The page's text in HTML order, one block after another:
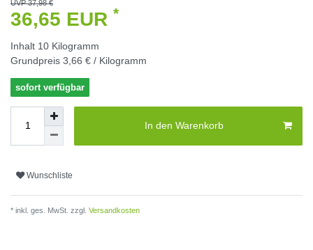
UVP 37,98 €
36,65 EUR *
Inhalt 10 Kilogramm
Grundpreis 3,66 € / Kilogramm
sofort verfügbar
In den Warenkorb
Wunschliste
* inkl. ges. MwSt. zzgl. Versandkosten